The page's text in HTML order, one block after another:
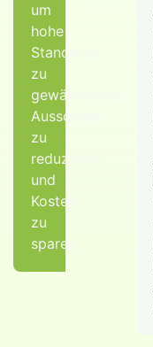
um
hohe
Standards
zu
gewährleisten,
Ausschuss
zu
reduzieren
und
Kosten
zu
sparen.